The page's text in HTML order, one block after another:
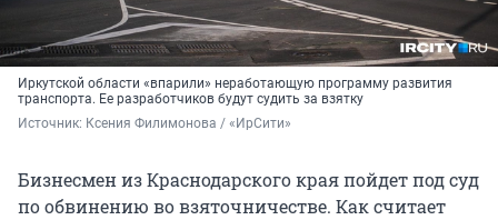
Иркутской области «впарили» неработающую программу развития
транспорта. Ее разработчиков будут судить за взятку
Источник: Ксения Филимонова / «ИрСити»
Бизнесмен из Краснодарского края пойдет под суд
по обвинению во взяточничестве. Как считает